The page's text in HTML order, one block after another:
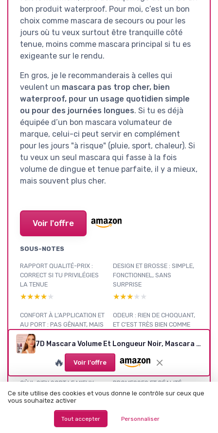
bon produit waterproof. Pour moi, c’est un bon
choix comme mascara de secours ou pour les
jours où tu veux surtout être tranquille côté
tenue, moins comme mascara principal si tu es
exigeante sur le rendu.
En gros, je le recommanderais à celles qui
veulent un mascara pas trop cher, bien
waterproof, pour un usage quotidien simple
ou pour des journées longues. Si tu es déjà
équipée d’un bon mascara volumateur de
marque, celui-ci peut servir en complément
pour les jours "à risque" (pluie, sport, chaleur). Si
tu veux un seul mascara qui fasse à la fois
volume de dingue et tenue parfaite, il y a mieux,
mais souvent plus cher.
Voir l'offre
SOUS-NOTES
RAPPORT QUALITÉ-PRIX :
CORRECT SI TU PRIVILÉGIES
LA TENUE
★★★★★
★★★★★
DESIGN ET BROSSE : SIMPLE,
FONCTIONNEL, SANS
SURPRISE
★★★★★
★★★★★
CONFORT À L’APPLICATION ET
AU PORT : PAS GÊNANT, MAIS
DÉMAQUILLAGE UN PEU
PÉNIBLE
★★★★★
★★★★★
ODEUR : RIEN DE CHOQUANT,
ET C’EST TRÈS BIEN COMME
★★★★★
★★★★★
PERFORMANCE ET TENUE : LÀ
OÙ IL S’EN SORT LE MIEUX
★★★★★
★★★★★
PRÉSENTATION DU PRODUIT :
PROMESSES ET RÉALITÉ
★★★★★
★★★★★
EFFICACITÉ : LONGUEUR
CORRECTE, VOLUME MOYEN,
7D Mascara Volume Et Longueur Noir, Mascara Waterproof Noir, Mascara Extension De Cils Effet Volume, Waterproof Et Longue Tenue, Not Blooming Eyelashes Thick Curling Long, Maquillage Pour Femmes (1)
🔥 Voir l'offre
Ce site utilise des cookies et vous donne le contrôle sur ceux que
vous souhaitez activer
Tout accepter Personnaliser